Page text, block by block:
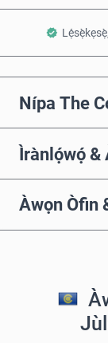
Nípa The
Ìrànlọ́wọ́ &
Àwọn Òfin